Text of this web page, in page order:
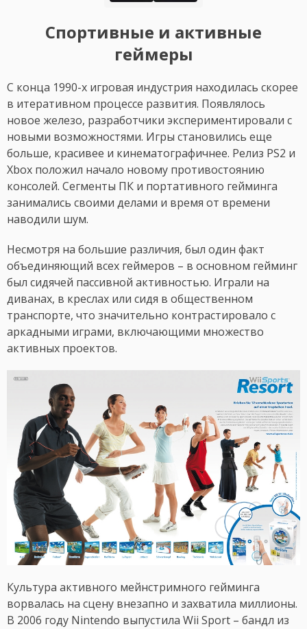
Спортивные и активные
геймеры
С конца 1990-х игровая индустрия находилась скорее
в итеративном процессе развития. Появлялось
новое железо, разработчики экспериментировали с
новыми возможностями. Игры становились еще
больше, красивее и кинематографичнее. Релиз PS2 и
Xbox положил начало новому противостоянию
консолей. Сегменты ПК и портативного гейминга
занимались своими делами и время от времени
наводили шум.
Несмотря на большие различия, был один факт
объединяющий всех геймеров – в основном гейминг
был сидячей пассивной активностью. Играли на
диванах, в креслах или сидя в общественном
транспорте, что значительно контрастировало с
аркадными играми, включающими множество
активных проектов.
Культура активного мейнстримного гейминга
ворвалась на сцену внезапно и захватила миллионы.
В 2006 году Nintendo выпустила Wii Sport – бандл из